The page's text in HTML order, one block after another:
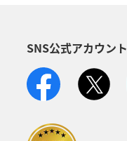
SNS公式アカウント